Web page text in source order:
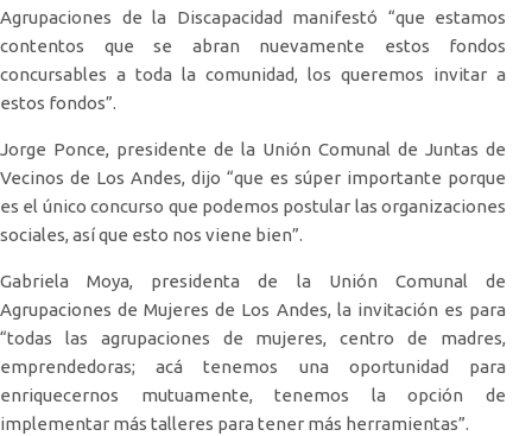
Agrupaciones de la Discapacidad manifestó “que estamos
contentos que se abran nuevamente estos fondos
concursables a toda la comunidad, los queremos invitar a
estos fondos”.
Jorge Ponce, presidente de la Unión Comunal de Juntas de
Vecinos de Los Andes, dijo “que es súper importante porque
es el único concurso que podemos postular las organizaciones
sociales, así que esto nos viene bien”.
Gabriela Moya, presidenta de la Unión Comunal de
Agrupaciones de Mujeres de Los Andes, la invitación es para
“todas las agrupaciones de mujeres, centro de madres,
emprendedoras; acá tenemos una oportunidad para
enriquecernos mutuamente, tenemos la opción de
implementar más talleres para tener más herramientas”.